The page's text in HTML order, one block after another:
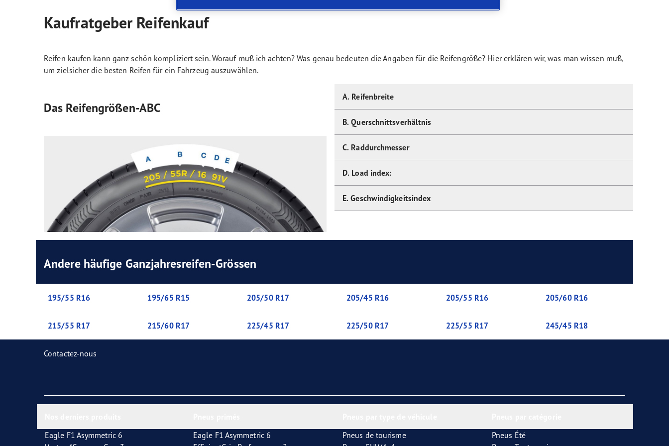
Kaufratgeber Reifenkauf
Reifen kaufen kann ganz schön kompliziert sein. Worauf muß ich achten? Was genau bedeuten die Angaben für die Reifengröße? Hier erklären wir, was man wissen muß,
um zielsicher die besten Reifen für ein Fahrzeug auszuwählen.
Das Reifengrößen-ABC
A. Reifenbreite
B. Querschnittsverhältnis
C. Raddurchmesser
D. Load index:
E. Geschwindigkeitsindex
Andere häufige Ganzjahresreifen-Grössen
195/55 R16 195/65 R15 205/50 R17 205/45 R16 205/55 R16 205/60 R16
215/55 R17 215/60 R17 225/45 R17 225/50 R17 225/55 R17 245/45 R18
Contactez-nous
Eagle F1 Asymmetric 6
Eagle F1 Asymmetric 6
Pneus de tourisme
Pneus Été